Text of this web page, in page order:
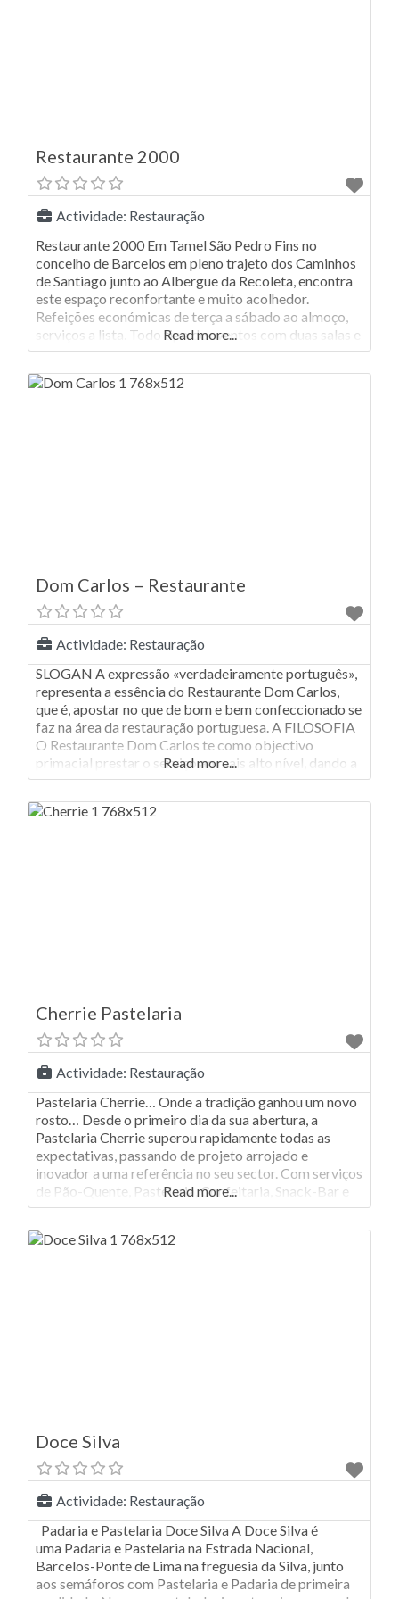
Restaurante 2000
Actividade: Restauração
Restaurante 2000 Em Tamel São Pedro Fins no
concelho de Barcelos em pleno trajeto dos Caminhos
de Santiago junto ao Albergue da Recoleta, encontra
este espaço reconfortante e muito acolhedor.
Refeições económicas de terça a sábado ao almoço,
serviços a lista. Todo tipo de eventos com duas salas e
com grande parque de estacionamento O
Restaurante 2000 é
Read more...
Dom Carlos – Restaurante
Actividade: Restauração
SLOGAN A expressão «verdadeiramente português»,
representa a essência do Restaurante Dom Carlos,
que é, apostar no que de bom e bem confeccionado se
faz na área da restauração portuguesa. A FILOSOFIA
O Restaurante Dom Carlos te como objectivo
primacial prestar o serviço ao mais alto nível, dando a
conhecer as diversas especialidades originais
confeccionadas no próprio espaço, tais como, as
Read more...
Cherrie Pastelaria
Actividade: Restauração
Pastelaria Cherrie… Onde a tradição ganhou um novo
rosto… Desde o primeiro dia da sua abertura, a
Pastelaria Cherrie superou rapidamente todas as
expectativas, passando de projeto arrojado e
inovador a uma referência no seu sector. Com serviços
de Pão-Quente, Pastelaria, Confeitaria, Snack-Bar e
de Cozinha ligeira ao almoço. A Cherrie reúne um
conjunto de serviços muito completo. Pode aqui
registar
Read more...
Doce Silva
Actividade: Restauração
Padaria e Pastelaria Doce Silva A Doce Silva é
uma Padaria e Pastelaria na Estrada Nacional,
Barcelos-Ponte de Lima na freguesia da Silva, junto
aos semáforos com Pastelaria e Padaria de primeira